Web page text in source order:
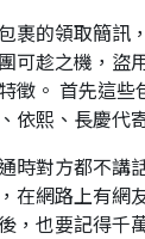
裹的領取簡訊
可趁之機，盜
徵。 首先這些
依熙、長慶代
通時對方都不
在網路上有網
，也要記得千